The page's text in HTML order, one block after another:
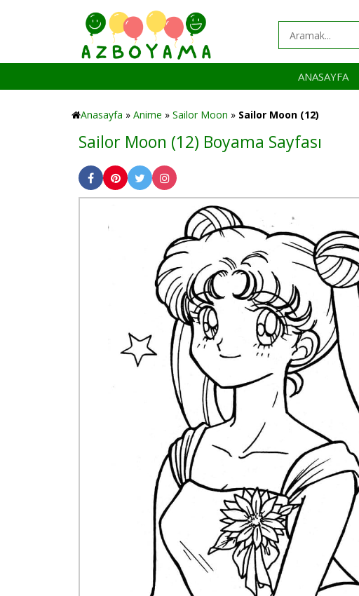
ANASAYFA
Anasayfa » Anime » Sailor Moon » Sailor Moon (12)
Sailor Moon (12) Boyama Sayfası